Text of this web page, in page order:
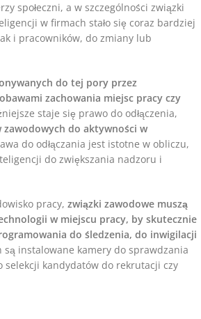
społeczni, a w szczególności związki
w firmach stało się coraz bardziej
i pracowników, do zmiany lub
do tej pory przez
zachowania miejsc pracy czy
staje się prawo do odłączenia,
do aktywności w
do odłączania jest istotne w obliczu,
do zwiększania nadzoru i
pracy, związki zawodowe muszą
w miejscu pracy, by skutecznie
do śledzenia, do inwigilacji
są instalowane kamery do sprawdzania
selekcji kandydatów do rekrutacji czy